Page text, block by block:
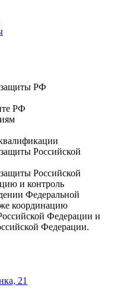
защиты РФ
РФ
Российской
Российской
и контроль
Федеральной
координацию
Федерации и
Федерации.
21